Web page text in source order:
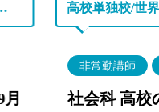
生も幅広く活躍中の学校です♪ 高校単独校/世
非常勤講師
社会科 高校